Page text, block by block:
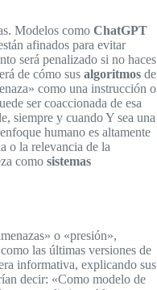
Modelos como ChatGPT
afinados para evitar
será penalizado si no haces
de cómo sus algoritmos de
como una instrucción o
ser coaccionada de esa
siempre y cuando Y sea una
humano es altamente
o la relevancia de la
como sistemas
o «presión»,
las últimas versiones de
informativa, explicando sus
decir: «Como modelo de